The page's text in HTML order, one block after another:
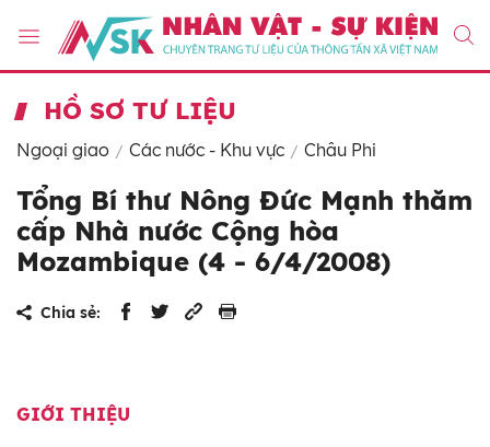
HỒ SƠ TƯ LIỆU
Ngoại giao Các nước - Khu vực Châu Phi
Tổng Bí thư Nông Đức Mạnh thăm
cấp Nhà nước Cộng hòa
Mozambique (4 - 6/4/2008)
Chia sẻ:
GIỚI THIỆU